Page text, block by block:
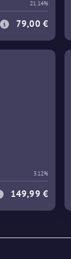
21.14%
79,00 €
3.12%
149,99 €